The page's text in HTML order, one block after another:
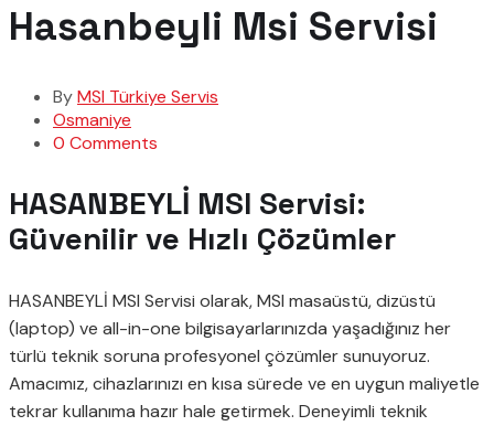
Hasanbeyli Msi Servisi
ByMSI Türkiye Servis
Osmaniye
0 Comments
HASANBEYLİ MSI Servisi:
Güvenilir ve Hızlı Çözümler
HASANBEYLİ MSI Servisi olarak, MSI masaüstü, dizüstü
(laptop) ve all-in-one bilgisayarlarınızda yaşadığınız her
türlü teknik soruna profesyonel çözümler sunuyoruz.
Amacımız, cihazlarınızı en kısa sürede ve en uygun maliyetle
tekrar kullanıma hazır hale getirmek. Deneyimli teknik